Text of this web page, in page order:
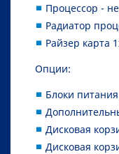
Процессор -
Радиатор
Райзер карта
Опции:
Блоки
Дисковая
Дисковая